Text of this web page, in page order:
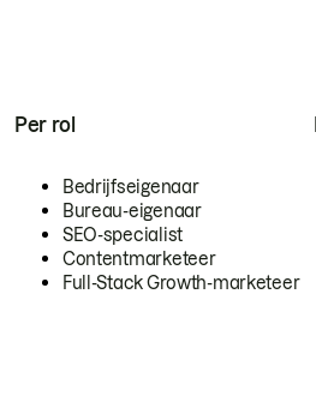
Per rol
Bedrijfseigenaar
Bureau-eigenaar
SEO-specialist
Contentmarketeer
Full-Stack Growth-marketeer